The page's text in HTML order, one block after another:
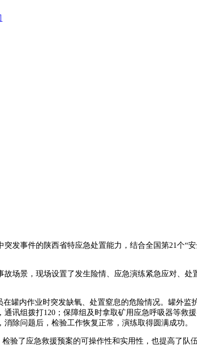
突发事件的陕西省特应急处置能力，结合全国第21个“
场景，现场设置了发生险情、应急演练紧急应对、
罐内作业时突发缺氧、处置窒息的危险情况。罐外
讯组拨打120；保障组及时拿取矿用应急呼吸器等救
除问题后，检验工作恢复正常，演练取得圆满成功。
验了应急救援预案的可操作性和实用性，也提高了